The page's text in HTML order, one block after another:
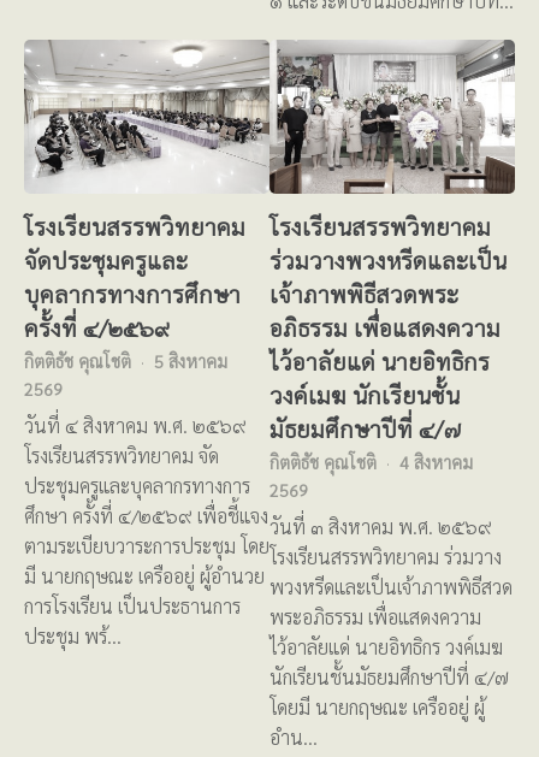
โรงเรียนสรรพวิทยาคม
จัดประชุมครูและ
บุคลากรทางการศึกษา
ครั้งที่ ๔/๒๕๖๙
กิตติธัช คุณโชติ
5 สิงหาคม
2569
วันที่ ๔ สิงหาคม พ.ศ. ๒๕๖๙
โรงเรียนสรรพวิทยาคม จัด
ประชุมครูและบุคลากรทางการ
ศึกษา ครั้งที่ ๔/๒๕๖๙ เพื่อชี้แจง
ตามระเบียบวาระการประชุม โดย
มี นายกฤษณะ เครืออยู่ ผู้อำนวย
การโรงเรียน เป็นประธานการ
ประชุม พร้…
โรงเรียนสรรพวิทยาคม
ร่วมวางพวงหรีดและเป็น
เจ้าภาพพิธีสวดพระ
อภิธรรม เพื่อแสดงความ
ไว้อาลัยแด่ นายอิทธิกร
วงค์เมฆ นักเรียนชั้น
มัธยมศึกษาปีที่ ๔/๗
กิตติธัช คุณโชติ
4 สิงหาคม
2569
วันที่ ๓ สิงหาคม พ.ศ. ๒๕๖๙
โรงเรียนสรรพวิทยาคม ร่วมวาง
พวงหรีดและเป็นเจ้าภาพพิธีสวด
พระอภิธรรม เพื่อแสดงความ
ไว้อาลัยแด่ นายอิทธิกร วงค์เมฆ
นักเรียนชั้นมัธยมศึกษาปีที่ ๔/๗
โดยมี นายกฤษณะ เครืออยู่ ผู้
อำน…